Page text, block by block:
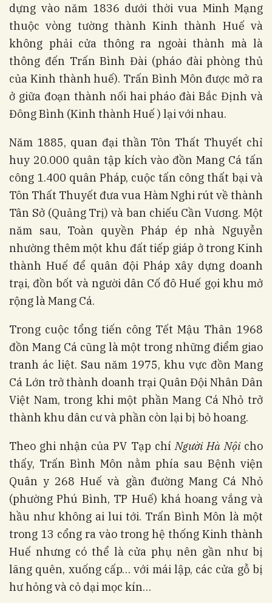
dựng vào năm 1836 dưới thời vua Minh Mạng
thuộc vòng tường thành Kinh thành Huế và
không phải cửa thông ra ngoài thành mà là
thông đến Trấn Bình Đài (pháo đài phòng thủ
của Kinh thành huế). Trấn Bình Môn được mở ra
ở giữa đoạn thành nối hai pháo đài Bắc Định và
Đông Bình (Kinh thành Huế ) lại với nhau.
Năm 1885, quan đại thần Tôn Thất Thuyết chỉ
huy 20.000 quân tập kích vào đồn Mang Cá tấn
công 1.400 quân Pháp, cuộc tấn công thất bại và
Tôn Thất Thuyết đưa vua Hàm Nghi rút về thành
Tân Sở (Quảng Trị) và ban chiếu Cần Vương. Một
năm sau, Toàn quyền Pháp ép nhà Nguyễn
nhường thêm một khu đất tiếp giáp ở trong Kinh
thành Huế để quân đội Pháp xây dựng doanh
trại, đồn bốt và người dân Cố đô Huế gọi khu mở
rộng là Mang Cá.
Trong cuộc tổng tiến công Tết Mậu Thân 1968
đồn Mang Cá cũng là một trong những điểm giao
tranh ác liệt. Sau năm 1975, khu vực đồn Mang
Cá Lớn trở thành doanh trại Quân Đội Nhân Dân
Việt Nam, trong khi một phần Mang Cá Nhỏ trở
thành khu dân cư và phần còn lại bị bỏ hoang.
Theo ghi nhận của PV Tạp chíNgười Hà Nộicho
thấy, Trấn Bình Môn nằm phía sau Bệnh viện
Quân y 268 Huế và gần đường Mang Cá Nhỏ
(phường Phú Bình, TP Huế) khá hoang vắng và
hầu như không ai lui tới. Trấn Bình Môn là một
trong 13 cổng ra vào trong hệ thống Kinh thành
Huế nhưng có thể là cửa phụ nên gần như bị
lãng quên, xuống cấp… với mái lập, các cửa gỗ bị
hư hỏng và cỏ dại mọc kín…